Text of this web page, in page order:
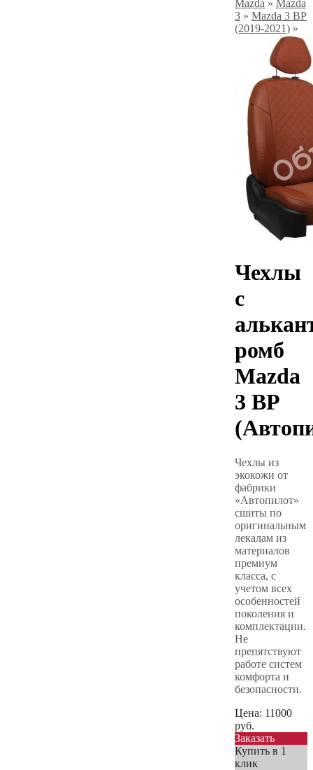
Mazda » Mazda
3 » Mazda 3 BP
(2019-2021) »
Чехлы
с
ромб
Mazda
3 BP
Чехлы из
экокожи от
фабрики
«Автопилот»
сшиты по
оригинальным
лекалам из
материалов
премиум
класса, с
учетом всех
особенностей
поколения и
комплектации.
Не
препятствуют
работе систем
комфорта и
безопасности.
Цена: 11000
руб.
Заказать
Купить в 1
клик